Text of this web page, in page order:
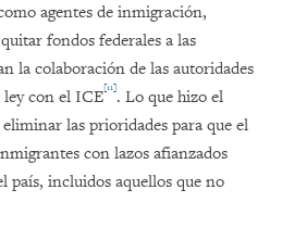
agentes de inmigración,
fondos federales a las
la colaboración de las autoridades
ley con el ICE[11]. Lo que hizo el
las prioridades para que el
con lazos afianzados
país, incluidos aquellos que no